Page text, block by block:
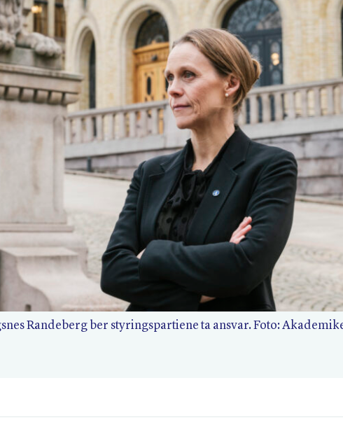
Randeberg ber styringspartiene ta ansvar. Foto: